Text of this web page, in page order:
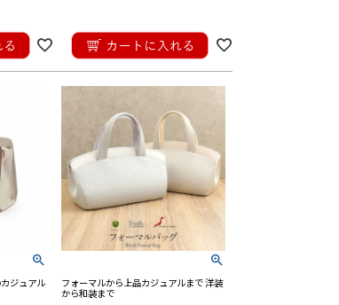
ジュアル
フォーマルから上品カジュアルまで 洋装
から和装まで